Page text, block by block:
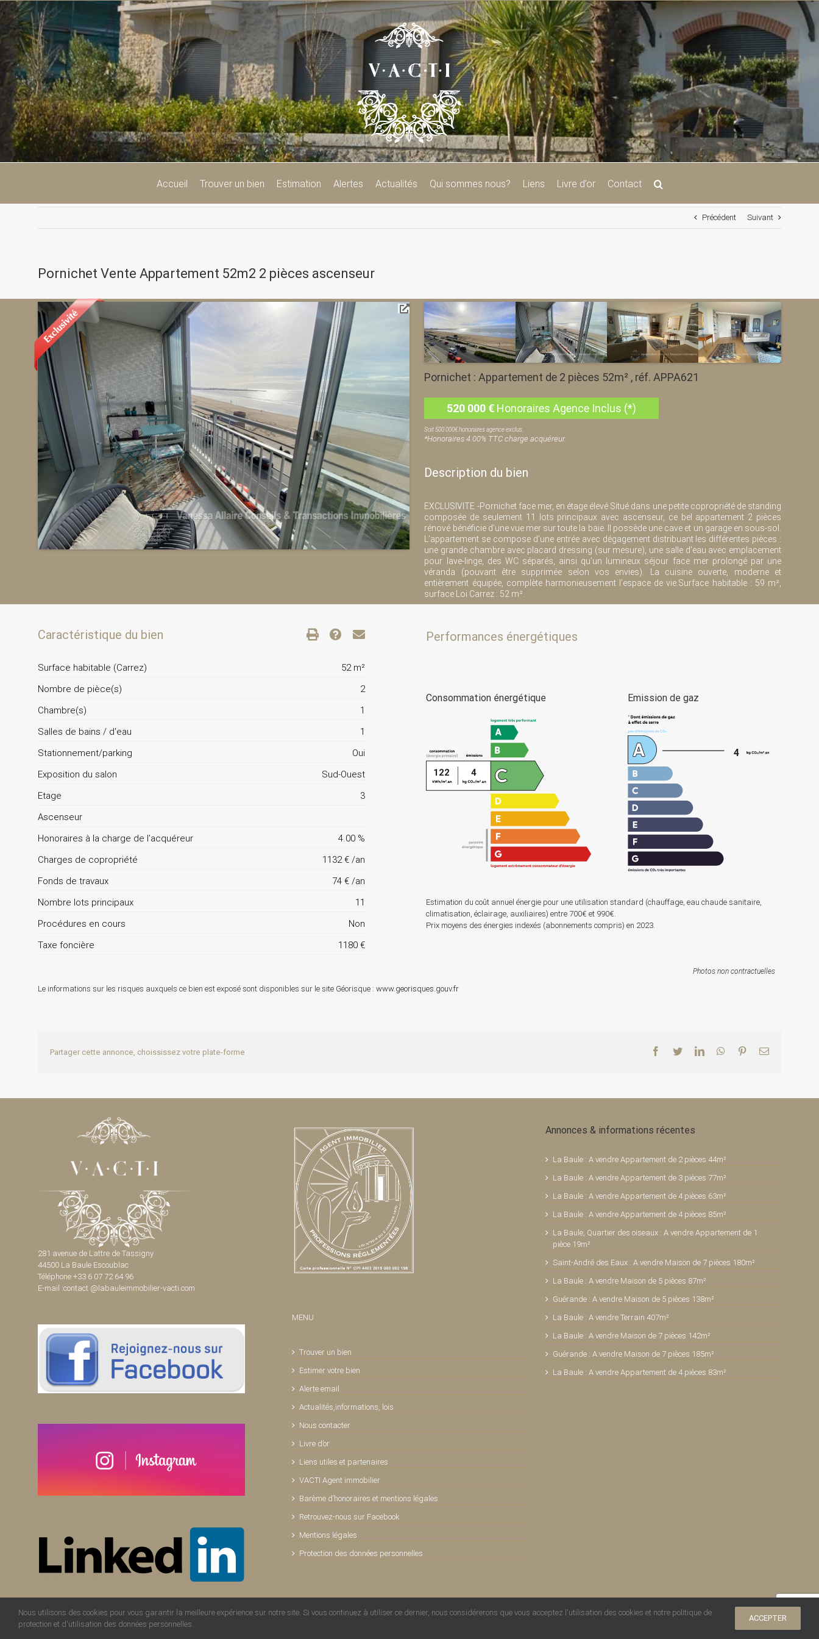
Passer
au
contenu
Accueil Trouver un bien Estimation Alertes Actualités Qui sommes nous? Liens Livre d’or Contact
Précédent Suivant
Pornichet Vente Appartement 52m2 2 pièces ascenseur
Pornichet : Appartement de 2 pièces 52m² , réf. APPA621
520 000 € Honoraires Agence Inclus (*)
Soit 500 000€ honoraires agence exclus.
*Honoraires 4.00% TTC charge acquéreur.
Description du bien
EXCLUSIVITE -Pornichet face mer, en étage élevé Situé dans une petite copropriété de standing
composée de seulement 11 lots principaux avec ascenseur, ce bel appartement 2 pièces
rénové bénéficie d’une vue mer sur toute la baie. Il possède une cave et un garage en sous-sol.
L’appartement se compose d’une entrée avec dégagement distribuant les différentes pièces :
une grande chambre avec placard dressing (sur mesure), une salle d’eau avec emplacement
pour lave-linge, des WC séparés, ainsi qu’un lumineux séjour face mer prolongé par une
véranda (pouvant être supprimée selon vos envies). La cuisine ouverte, moderne et
entièrement équipée, complète harmonieusement l’espace de vie.Surface habitable : 59 m²,
surface Loi Carrez : 52 m².
Caractéristique du bien
Surface habitable (Carrez)
52 m²
Nombre de pièce(s)
2
Chambre(s)
1
Salles de bains / d'eau
1
Stationnement/parking
Oui
Exposition du salon
Sud-Ouest
Etage
3
Ascenseur
Honoraires à la charge de l'acquéreur
4.00 %
Charges de copropriété
1132 € /an
Fonds de travaux
74 € /an
Nombre lots principaux
11
Procédures en cours
Non
Taxe foncière
1180 €
Performances énergétiques
Consommation énergétique
122 4
Emission de gaz
4
Estimation du coût annuel énergie pour une utilisation standard (chauffage, eau chaude sanitaire,
climatisation, éclairage, auxiliaires) entre 700€ et 990€.
Prix moyens des énergies indexés (abonnements compris) en 2023.
Photos non contractuelles
Le informations sur les risques auxquels ce bien est exposé sont disponibles sur le site Géorisque : www.georisques.gouv.fr
Partager cette annonce, choississez votre plate-forme Facebook
TwitterLinkedInWhatsApp
PinterestEmail
281 avenue de Lattre de Tassigny
44500 La Baule Escoublac
Téléphone +33 6 07 72 64 96
E-mail :contact @labauleimmobilier-vacti.com
MENU
Trouver un bien
Estimer votre bien
Alerte email
Actualités,informations, lois
Nous contacter
Livre d’or
Liens utiles et partenaires
VACTI Agent immobilier
Barème d’honoraires et mentions légales
Retrouvez-nous sur Facebook
Mentions légales
Protection des données personnelles
Annonces & informations récentes
La Baule : A vendre Appartement de 2 pièces 44m²
La Baule : A vendre Appartement de 3 pièces 77m²
La Baule : A vendre Appartement de 4 pièces 63m²
La Baule : A vendre Appartement de 4 pièces 85m²
La Baule, Quartier des oiseaux : A vendre Appartement de 1
pièce 19m²
Saint-André des Eaux : A vendre Maison de 7 pièces 180m²
La Baule : A vendre Maison de 5 pièces 87m²
Guérande : A vendre Maison de 5 pièces 138m²
La Baule : A vendre Terrain 407m²
La Baule : A vendre Maison de 7 pièces 142m²
Guérande : A vendre Maison de 7 pièces 185m²
La Baule : A vendre Appartement de 4 pièces 83m²
Copyright 2012 - 2020
Nous utilisons des cookies pour vous garantir la meilleure expérience sur notre site. Si vous continuez à utiliser ce dernier, nous considérerons que vous acceptez l'utilisation des cookies et notre politique de
protection et d'utilisation des données personnelles.
ACCEPTER